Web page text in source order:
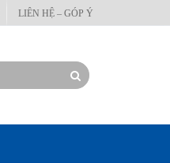
LIÊN HỆ – GÓP Ý